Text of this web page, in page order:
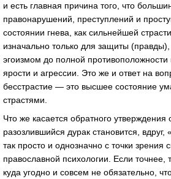
и есть главная причина того, что
правонарушений, преступлений и
состоянии гнева, как сильнейшей
изначально только для защиты
эгоизмом до полной противоположности
ярости и агрессии. Это же и ответ на
бесстрастие — это высшее состояние
страстями.
Что же касается обратного утверждения
разозлившийся дурак становится,
так просто и однозначно с точки зрения
православной психологии. Если точнее,
куда угодно и совсем не обязательно,